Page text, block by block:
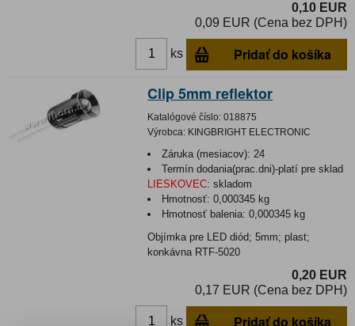
0,10 EUR
0,09 EUR (Cena bez DPH)
ks Pridať do košíka
Clip 5mm reflektor
Katalógové číslo: 018875
Výrobca: KINGBRIGHT ELECTRONIC
Záruka (mesiacov): 24
Termín dodania(prac.dni)-platí pre sklad
LIESKOVEC: skladom
Hmotnosť:0,000345 kg
Hmotnosť balenia:0,000345 kg
Objímka pre LED diód; 5mm; plast;
konkávna RTF-5020
0,20 EUR
0,17 EUR (Cena bez DPH)
ks Pridať do košíka